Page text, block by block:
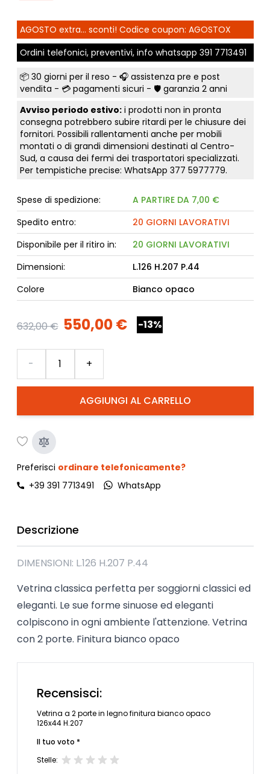
AGOSTO extra... sconti! Codice coupon: AGOSTOX
Ordini telefonici, preventivi, info whatsapp 391 7713491
📦 30 giorni per il reso - 🎧 assistenza pre e post
vendita - 💳 pagamenti sicuri - 🛡️ garanzia 2 anni
Avviso periodo estivo:i prodotti non in pronta
consegna potrebbero subire ritardi per le chiusure dei
fornitori. Possibili rallentamenti anche per mobili
montati o di grandi dimensioni destinati al Centro-
Sud, a causa dei fermi dei trasportatori specializzati.
Per tempistiche precise: WhatsApp 377 5977779.
Spese di spedizione:
A PARTIRE DA 7,00 €
Spedito entro:
20 GIORNI LAVORATIVI
Disponibile per il ritiro in:
20 GIORNI LAVORATIVI
Dimensioni:
L.126 H.207 P.44
Colore
Bianco opaco
632,00 € 550,00 € -13%
AGGIUNGI AL CARRELLO
- +
Preferisci ordinare telefonicamente?
+39 391 7713491
WhatsApp
Descrizione
DIMENSIONI: L.126 H.207 P.44
Vetrina classica perfetta per soggiorni classici ed
eleganti. Le sue forme sinuose ed eleganti
colpiscono in ogni ambiente l'attenzione. Vetrina
con 2 porte. Finitura bianco opaco
Recensisci:
Vetrina a 2 porte in legno finitura bianco opaco
126x44 H.207
Il tuo voto *
Stelle: